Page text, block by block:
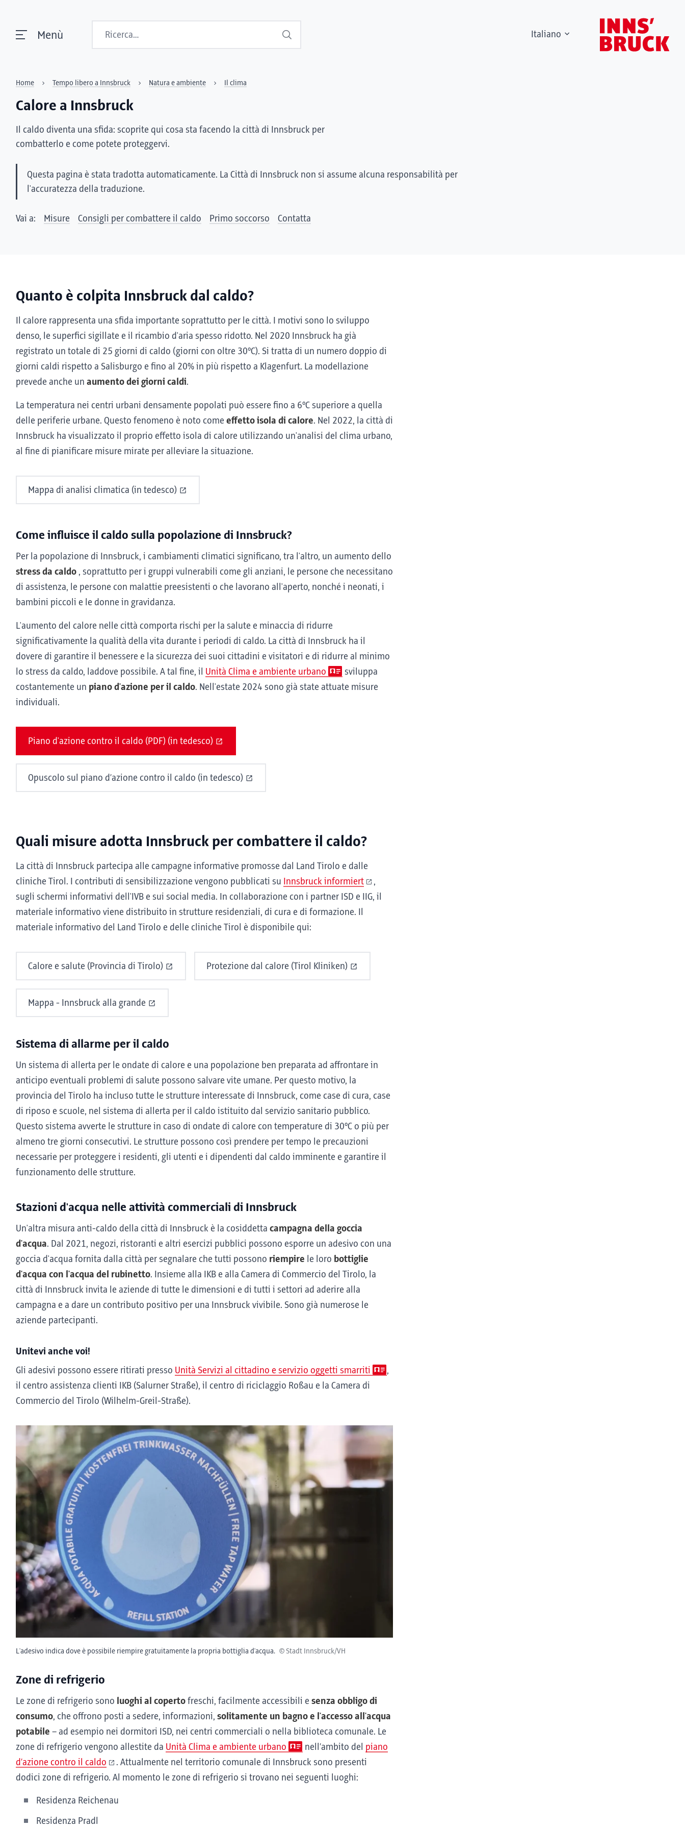
Menù Suchen Italiano
Home Tempo libero a Innsbruck Natura e ambiente Il clima
Calore a Innsbruck
Il caldo diventa una sfida: scoprite qui cosa sta facendo la città di Innsbruck per
combatterlo e come potete proteggervi.
Questa pagina è stata tradotta automaticamente. La Città di Innsbruck non si assume alcuna responsabilità per
l'accuratezza della traduzione.
Vai a: Misure Consigli per combattere il caldo Primo soccorso Contatta
Quanto è colpita Innsbruck dal caldo?
Il calore rappresenta una sfida importante soprattutto per le città. I motivi sono lo sviluppo
denso, le superfici sigillate e il ricambio d'aria spesso ridotto. Nel 2020 Innsbruck ha già
registrato un totale di 25 giorni di caldo (giorni con oltre 30°C). Si tratta di un numero doppio di
giorni caldi rispetto a Salisburgo e fino al 20% in più rispetto a Klagenfurt. La modellazione
prevede anche un aumento dei giorni caldi.
La temperatura nei centri urbani densamente popolati può essere fino a 6°C superiore a quella
delle periferie urbane. Questo fenomeno è noto come effetto isola di calore. Nel 2022, la città di
Innsbruck ha visualizzato il proprio effetto isola di calore utilizzando un'analisi del clima urbano,
al fine di pianificare misure mirate per alleviare la situazione.
Mappa di analisi climatica (in tedesco)
Come influisce il caldo sulla popolazione di Innsbruck?
Per la popolazione di Innsbruck, i cambiamenti climatici significano, tra l'altro, un aumento dello
stress da caldo , soprattutto per i gruppi vulnerabili come gli anziani, le persone che necessitano
di assistenza, le persone con malattie preesistenti o che lavorano all'aperto, nonché i neonati, i
bambini piccoli e le donne in gravidanza.
L'aumento del calore nelle città comporta rischi per la salute e minaccia di ridurre
significativamente la qualità della vita durante i periodi di caldo. La città di Innsbruck ha il
dovere di garantire il benessere e la sicurezza dei suoi cittadini e visitatori e di ridurre al minimo
lo stress da caldo, laddove possibile. A tal fine, il Unità Clima e ambiente urbano
sviluppa
costantemente un piano d'azione per il caldo. Nell'estate 2024 sono già state attuate misure
individuali.
Piano d'azione contro il caldo (PDF) (in tedesco)
Opuscolo sul piano d’azione contro il caldo (in tedesco)
Quali misure adotta Innsbruck per combattere il caldo?
La città di Innsbruck partecipa alle campagne informative promosse dal Land Tirolo e dalle
cliniche Tirol. I contributi di sensibilizzazione vengono pubblicati su Innsbruck informiert
,
sugli schermi informativi dell'IVB e sui social media. In collaborazione con i partner ISD e IIG, il
materiale informativo viene distribuito in strutture residenziali, di cura e di formazione. Il
materiale informativo del Land Tirolo e delle cliniche Tirol è disponibile qui:
Calore e salute (Provincia di Tirolo) Protezione dal calore (Tirol Kliniken)
Mappa - Innsbruck alla grande
Sistema di allarme per il caldo
Un sistema di allerta per le ondate di calore e una popolazione ben preparata ad affrontare in
anticipo eventuali problemi di salute possono salvare vite umane. Per questo motivo, la
provincia del Tirolo ha incluso tutte le strutture interessate di Innsbruck, come case di cura, case
di riposo e scuole, nel sistema di allerta per il caldo istituito dal servizio sanitario pubblico.
Questo sistema avverte le strutture in caso di ondate di calore con temperature di 30°C o più per
almeno tre giorni consecutivi. Le strutture possono così prendere per tempo le precauzioni
necessarie per proteggere i residenti, gli utenti e i dipendenti dal caldo imminente e garantire il
funzionamento delle strutture.
Stazioni d'acqua nelle attività commerciali di Innsbruck
Un'altra misura anti-caldo della città di Innsbruck è la cosiddetta campagna della goccia
d'acqua. Dal 2021, negozi, ristoranti e altri esercizi pubblici possono esporre un adesivo con una
goccia d'acqua fornita dalla città per segnalare che tutti possono riempire le loro bottiglie
d'acqua con l'acqua del rubinetto. Insieme alla IKB e alla Camera di Commercio del Tirolo, la
città di Innsbruck invita le aziende di tutte le dimensioni e di tutti i settori ad aderire alla
campagna e a dare un contributo positivo per una Innsbruck vivibile. Sono già numerose le
aziende partecipanti.
Unitevi anche voi!
Gli adesivi possono essere ritirati presso Unità Servizi al cittadino e servizio oggetti smarriti
,
il centro assistenza clienti IKB (Salurner Straße), il centro di riciclaggio Roßau e la Camera di
Commercio del Tirolo (Wilhelm-Greil-Straße).
L'adesivo indica dove è possibile riempire gratuitamente la propria bottiglia d'acqua. © Stadt Innsbruck/VH
Zone di refrigerio
Le zone di refrigerio sono luoghi al coperto freschi, facilmente accessibili e senza obbligo di
consumo, che offrono posti a sedere, informazioni, solitamente un bagno e l'accesso all'acqua
potabile – ad esempio nei dormitori ISD, nei centri commerciali o nella biblioteca comunale. Le
zone di refrigerio vengono allestite da Unità Clima e ambiente urbano nell’ambito del piano
d’azione contro il caldo
. Attualmente nel territorio comunale di Innsbruck sono presenti
dodici zone di refrigerio. Al momento le zone di refrigerio si trovano nei seguenti luoghi:
Residenza Reichenau
Residenza Pradl